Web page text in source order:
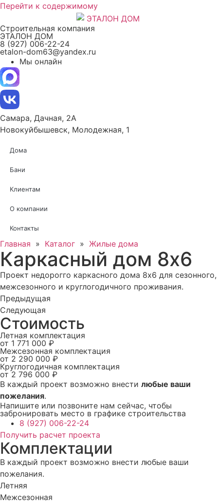
Перейти к содержимому
Строительная компания
ЭТАЛОН ДОМ
8 (927) 006-22-24
etalon-dom63@yandex.ru
Мы онлайн
Самара, Дачная, 2А
Новокуйбышевск, Молодежная, 1
Дома
Бани
Клиентам
О компании
Контакты
Главная » Каталог » Жилые дома
Каркасный дом 8х6
Проект недорогго каркасного дома 8х6 для сезонного,
межсезонного и круглогодичного проживания.
Предыдущая
Следующая
Стоимость
Летная комплектация
от 1 771 000 ₽
Межсезонная комплектация
от 2 290 000 ₽
Круглогодичная комплектация
от 2 796 000 ₽
В каждый проект возможно внести любые ваши
пожелания.
Напишите или позвоните нам сейчас, чтобы
забронировать место в графике строительства
8 (927) 006-22-24
Получить расчет проекта
Комплектации
В каждый проект возможно внести любые ваши
пожелания.
Летняя
Межсезонная